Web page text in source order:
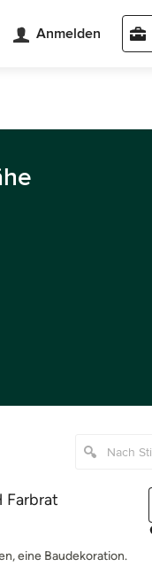
Anmelden
Farbrat
Sternen
eine Baudekoration.